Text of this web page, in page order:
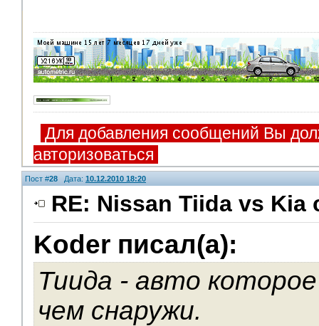
Для добавления сообщений Вы
авторизоваться
Пост #28 Дата: 10.12.2010 18:20
RE: Nissan Tiida vs Kia
Koder писал(а):
Тиида - авто
чем снаружи.